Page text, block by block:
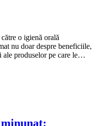
o igienă orală
nu doar despre beneficiile,
ale produselor pe care le…